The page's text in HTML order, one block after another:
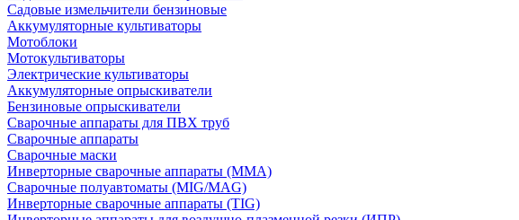
Садовые измельчители бензиновые
Аккумуляторные культиваторы
Мотоблоки
Мотокультиваторы
Электрические культиваторы
Аккумуляторные опрыскиватели
Бензиновые опрыскиватели
Сварочные аппараты для ПВХ труб
Сварочные аппараты
Сварочные маски
Инверторные сварочные аппараты (ММА)
Сварочные полуавтоматы (MIG/MAG)
Инверторные сварочные аппараты (TIG)